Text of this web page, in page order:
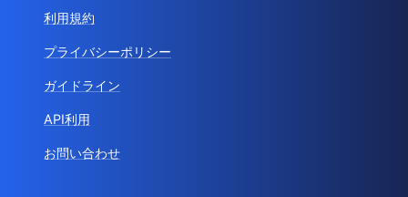
利用規約
プライバシーポリシー
ガイドライン
API利用
お問い合わせ